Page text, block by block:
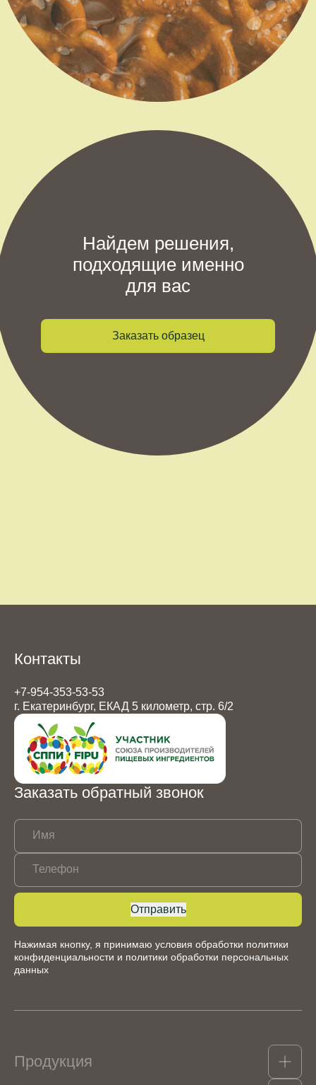
Найдем решения,
подходящие именно
для вас
Заказать образец
Контакты
+7-954-353-53-53
г. Екатеринбург, ЕКАД 5 километр, стр. 6/2
Заказать обратный звонок
Имя
Телефон
Отправить
Нажимая кнопку, я принимаю условия обработки политики
конфиденциальности и политики обработки персональных
данных
Продукция